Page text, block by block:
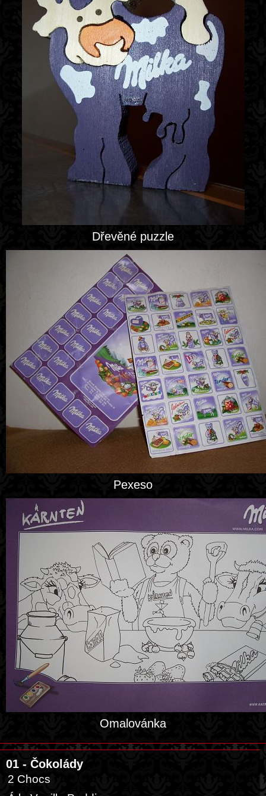
Dřevěné puzzle
Pexeso
Omalovánka
01 - Čokolády
2 Chocs